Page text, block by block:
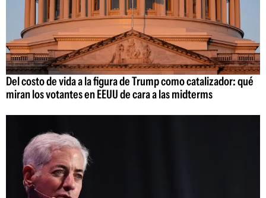
Del costo de vida a la figura de Trump como catalizador: qué
miran los votantes en EEUU de cara a las midterms